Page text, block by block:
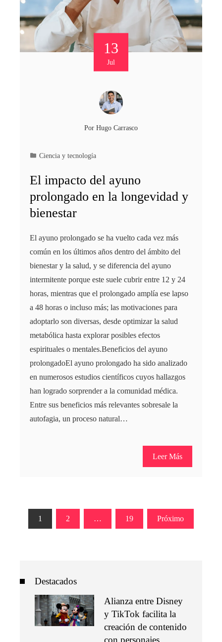
13
Jul
Por Hugo Carrasco
Ciencia y tecnología
El impacto del ayuno
prolongado en la longevidad y
bienestar
El ayuno prolongado se ha vuelto cada vez más
común en los últimos años dentro del ámbito del
bienestar y la salud, y se diferencia del ayuno
intermitente porque este suele cubrir entre 12 y 24
horas, mientras que el prolongado amplía ese lapso
a 48 horas o incluso más; las motivaciones para
adoptarlo son diversas, desde optimizar la salud
metabólica hasta explorar posibles efectos
espirituales o mentales.Beneficios del ayuno
prolongadoEl ayuno prolongado ha sido analizado
en numerosos estudios científicos cuyos hallazgos
han logrado sorprender a la comunidad médica.
Entre sus beneficios más relevantes sobresale la
autofagia, un proceso natural…
Leer Más
Paginación
1 2 … 19 Próximo
Destacados
Alianza entre Disney
y TikTok facilita la
creación de contenido